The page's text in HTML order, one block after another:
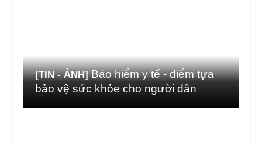
[TIN - ẢNH] Bảo hiểm y tế - điểm tựa
bảo vệ sức khỏe cho người dân